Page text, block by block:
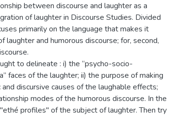
between discourse and laughter as a
of laughter in Discourse Studies. Divided
primarily on the language that makes it
and humorous discourse; for, second,
to delineate : i) the “psycho-socio-
faces of the laughter; ii) the purpose of making
discursive causes of the laughable effects;
modes of the humorous discourse. In the
profiles" of the subject of laughter. Then try